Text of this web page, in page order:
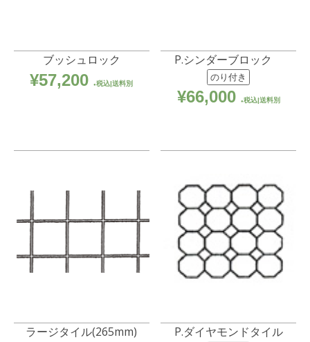
ブッシュロック
¥57,200 税込|送料別
P.シンダーブロック
のり付き
¥66,000 税込|送料別
ラージタイル(265mm) P.ダイヤモンドタイル